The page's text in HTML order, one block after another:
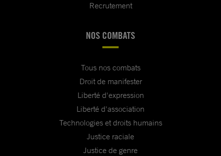
Recrutement
NOS COMBATS
Tous nos combats
Droit de manifester
Liberté d'expression
Liberté d'association
Technologies et droits humains
Justice raciale
Justice de genre